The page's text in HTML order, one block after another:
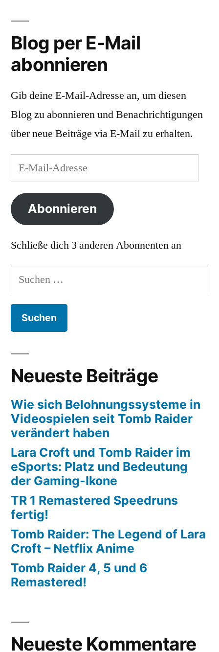
Blog per E-Mail
abonnieren
Gib deine E-Mail-Adresse an, um diesen
Blog zu abonnieren und Benachrichtigungen
über neue Beiträge via E-Mail zu erhalten.
E-
Mail-
Adresse
Abonnieren
Schließe dich 3 anderen Abonnenten an
Suchen
nach:
Neueste Beiträge
Wie sich Belohnungssysteme in
Videospielen seit Tomb Raider
verändert haben
Lara Croft und Tomb Raider im
eSports: Platz und Bedeutung
der Gaming-Ikone
TR 1 Remastered Speedruns
fertig!
Tomb Raider: The Legend of Lara
Croft – Netflix Anime
Tomb Raider 4, 5 und 6
Remastered!
Neueste Kommentare